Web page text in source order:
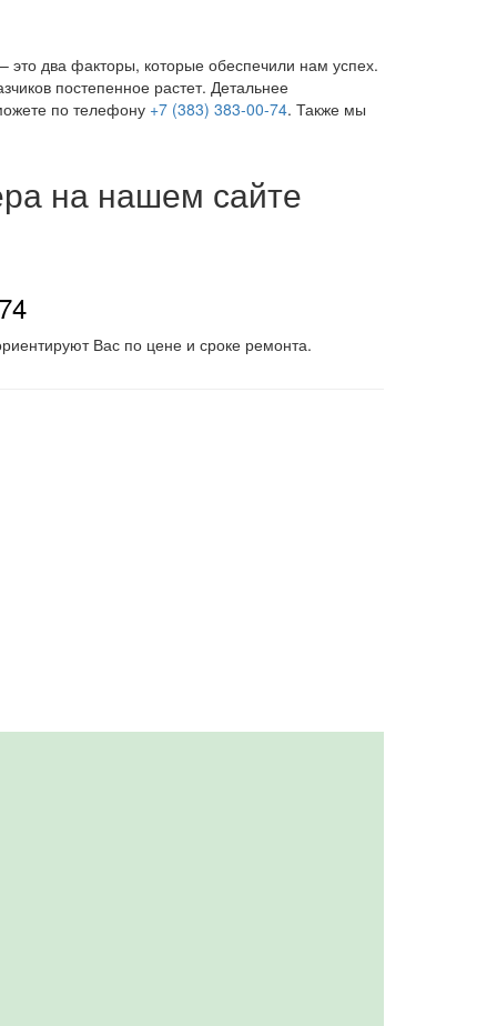
это два факторы, которые обеспечили нам успех.
постепенное растет. Детальнее
по телефону +7 (383) 383-00-74. Также мы
на нашем сайте
Вас по цене и сроке ремонта.